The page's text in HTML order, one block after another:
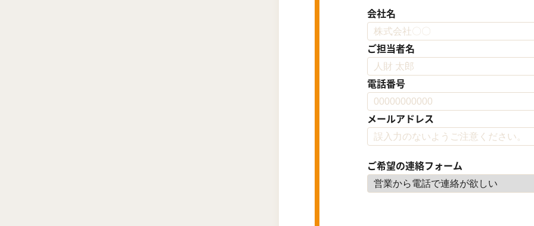
会社名
ご担当者名
電話番号
メールアドレス
ご希望の連絡フォーム